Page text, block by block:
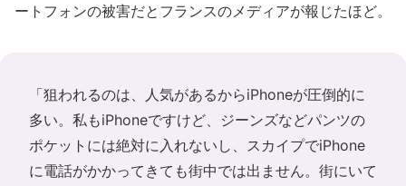
ートフォンの被害だとフランスのメディアが報じたほど。
「狙われるのは、人気があるからiPhoneが圧倒的に
多い。私もiPhoneですけど、ジーンズなどパンツの
ポケットには絶対に入れないし、スカイプでiPhone
に電話がかかってきても街中では出ません。街にいて